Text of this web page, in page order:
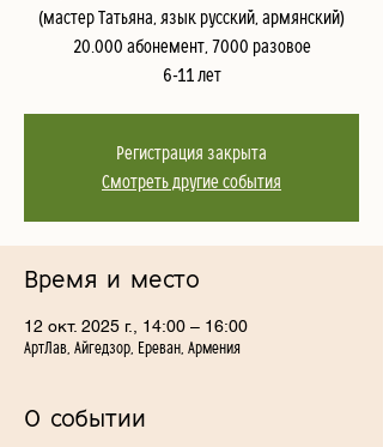
(мастер Татьяна, язык русский, армянский)
20.000 абонемент, 7000 разовое
6-11 лет
Регистрация закрыта
Смотреть другие события
Время и место
12 окт. 2025 г., 14:00 – 16:00
АртЛав, Айгедзор, Ереван, Армения
О событии